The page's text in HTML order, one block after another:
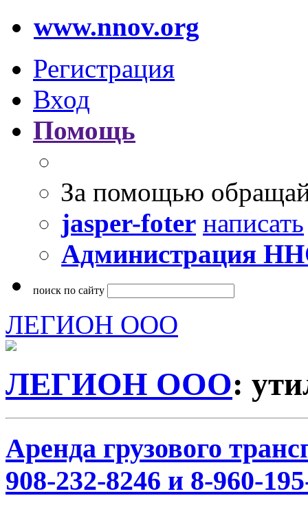
www.nnov.org
Регистрация
Вход
Помощь
За помощью
jasper-foter написать
Администрация
поиск по сайту
ЛЕГИОН ООО
ЛЕГИОН ООО:
Аренда грузового
908-232-8246 и 8-960-